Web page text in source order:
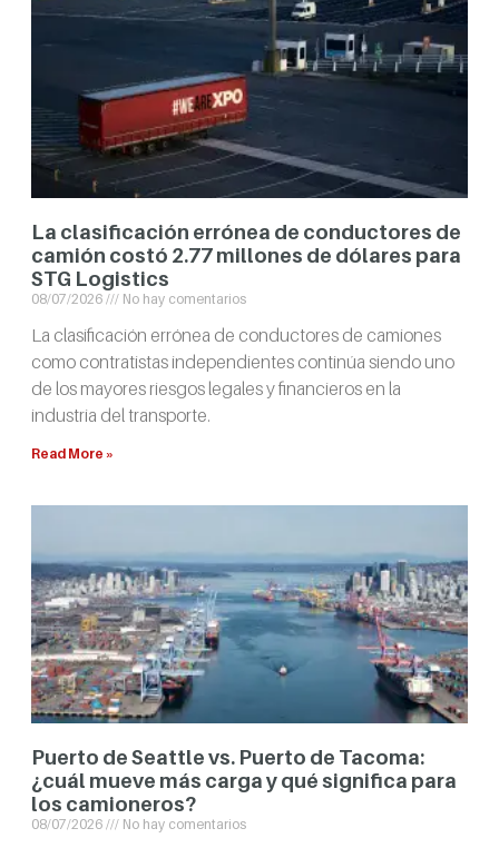
La clasificación errónea de conductores de
camión costó 2.77 millones de dólares para
STG Logistics
08/07/2026 No hay comentarios
La clasificación errónea de conductores de camiones
como contratistas independientes continúa siendo uno
de los mayores riesgos legales y financieros en la
industria del transporte.
Read More »
Puerto de Seattle vs. Puerto de Tacoma:
¿cuál mueve más carga y qué significa para
los camioneros?
08/07/2026 No hay comentarios